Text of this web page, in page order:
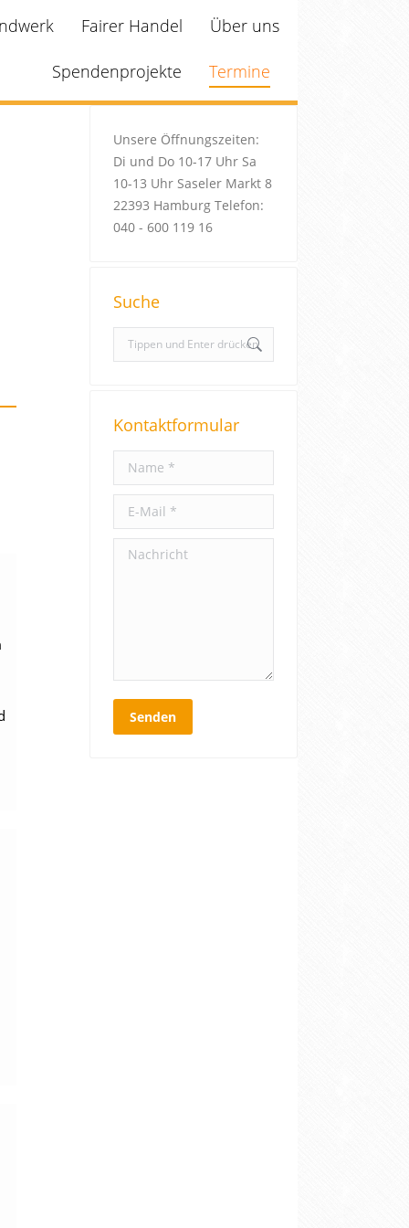
Fairer Handel Über uns
Spendenprojekte Termine
Unsere Öffnungszeiten:
Di und Do 10-17 Uhr Sa
10-13 Uhr Saseler Markt 8
22393 Hamburg Telefon:
040 - 600 119 16
Suche
e
c
h
Kontaktformular
Name *
E-Mail *
Nachricht
Senden